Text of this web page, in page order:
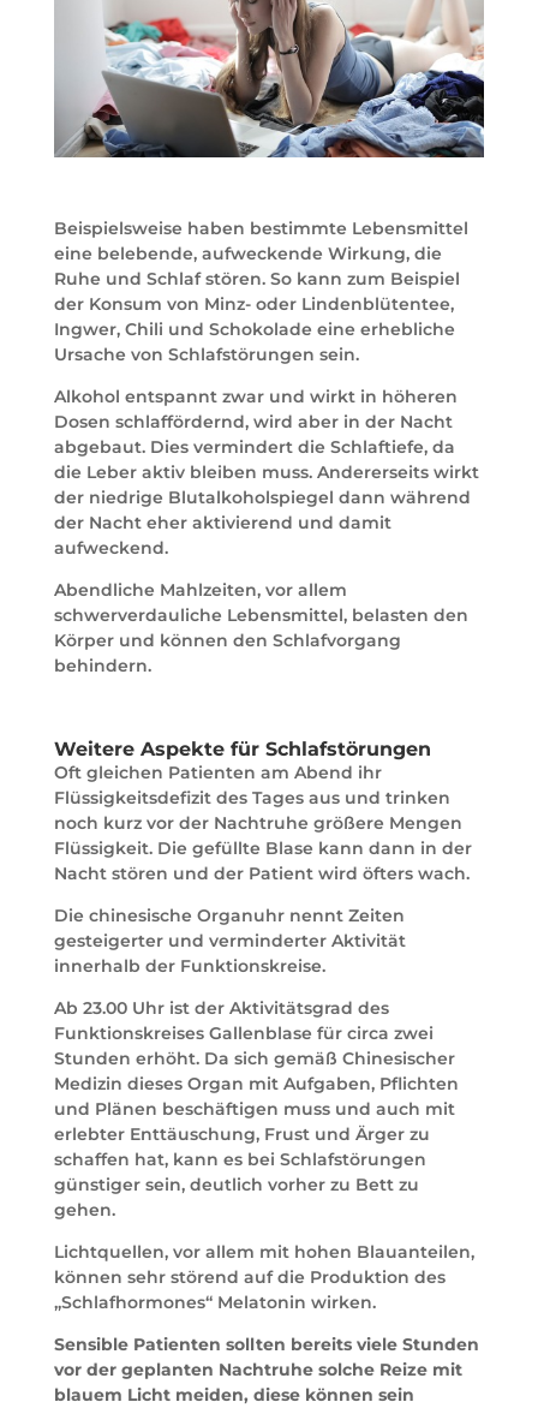
Beispielsweise haben bestimmte Lebensmittel
eine belebende, aufweckende Wirkung, die
Ruhe und Schlaf stören. So kann zum Beispiel
der Konsum von Minz- oder Lindenblütentee,
Ingwer, Chili und Schokolade eine erhebliche
Ursache von Schlafstörungen sein.
Alkohol entspannt zwar und wirkt in höheren
Dosen schlaffördernd, wird aber in der Nacht
abgebaut. Dies vermindert die Schlaftiefe, da
die Leber aktiv bleiben muss. Andererseits wirkt
der niedrige Blutalkoholspiegel dann während
der Nacht eher aktivierend und damit
aufweckend.
Abendliche Mahlzeiten, vor allem
schwerverdauliche Lebensmittel, belasten den
Körper und können den Schlafvorgang
behindern.
Weitere Aspekte für Schlafstörungen
Oft gleichen Patienten am Abend ihr
Flüssigkeitsdefizit des Tages aus und trinken
noch kurz vor der Nachtruhe größere Mengen
Flüssigkeit. Die gefüllte Blase kann dann in der
Nacht stören und der Patient wird öfters wach.
Die chinesische Organuhr nennt Zeiten
gesteigerter und verminderter Aktivität
innerhalb der Funktionskreise.
Ab 23.00 Uhr ist der Aktivitätsgrad des
Funktionskreises Gallenblase für circa zwei
Stunden erhöht. Da sich gemäß Chinesischer
Medizin dieses Organ mit Aufgaben, Pflichten
und Plänen beschäftigen muss und auch mit
erlebter Enttäuschung, Frust und Ärger zu
schaffen hat, kann es bei Schlafstörungen
günstiger sein, deutlich vorher zu Bett zu
gehen.
Lichtquellen, vor allem mit hohen Blauanteilen,
können sehr störend auf die Produktion des
„Schlafhormones“ Melatonin wirken.
Sensible Patienten sollten bereits viele Stunden
vor der geplanten Nachtruhe solche Reize mit
blauem Licht meiden, diese können sein